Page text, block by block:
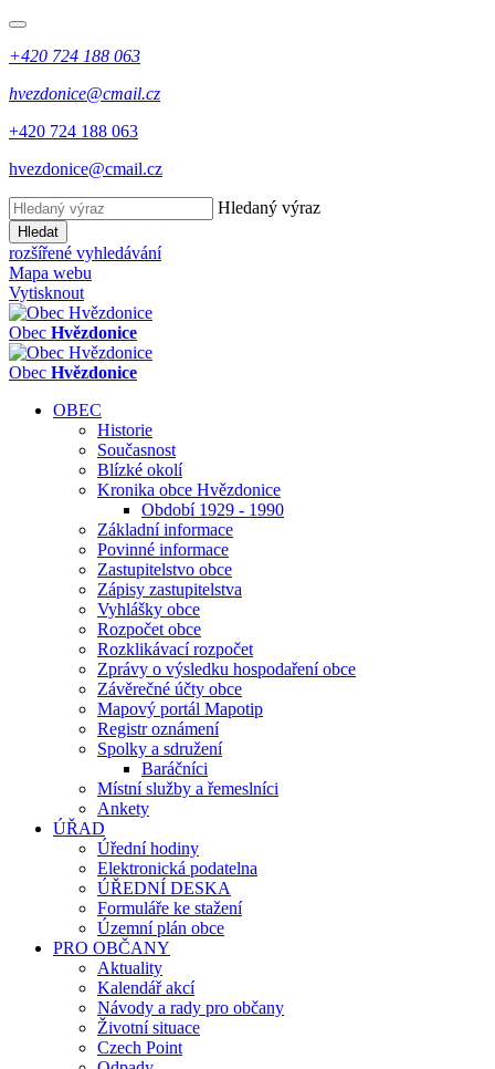
+420 724 188 063
hvezdonice@cmail.cz
+420 724 188 063
hvezdonice@cmail.cz
Hledaný výraz
Hledat
rozšířené vyhledávání
Mapa webu
Vytisknout
Obec Hvězdonice
Obec Hvězdonice
OBEC
Historie
Současnost
Blízké okolí
Kronika obce Hvězdonice
Období 1929 - 1990
Základní informace
Povinné informace
Zastupitelstvo obce
Zápisy zastupitelstva
Vyhlášky obce
Rozpočet obce
Rozklikávací rozpočet
Zprávy o výsledku hospodaření obce
Závěrečné účty obce
Mapový portál Mapotip
Registr oznámení
Spolky a sdružení
Baráčníci
Místní služby a řemeslníci
Ankety
ÚŘAD
Úřední hodiny
Elektronická podatelna
ÚŘEDNÍ DESKA
Formuláře ke stažení
Územní plán obce
PRO OBČANY
Aktuality
Kalendář akcí
Návody a rady pro občany
Životní situace
Czech Point